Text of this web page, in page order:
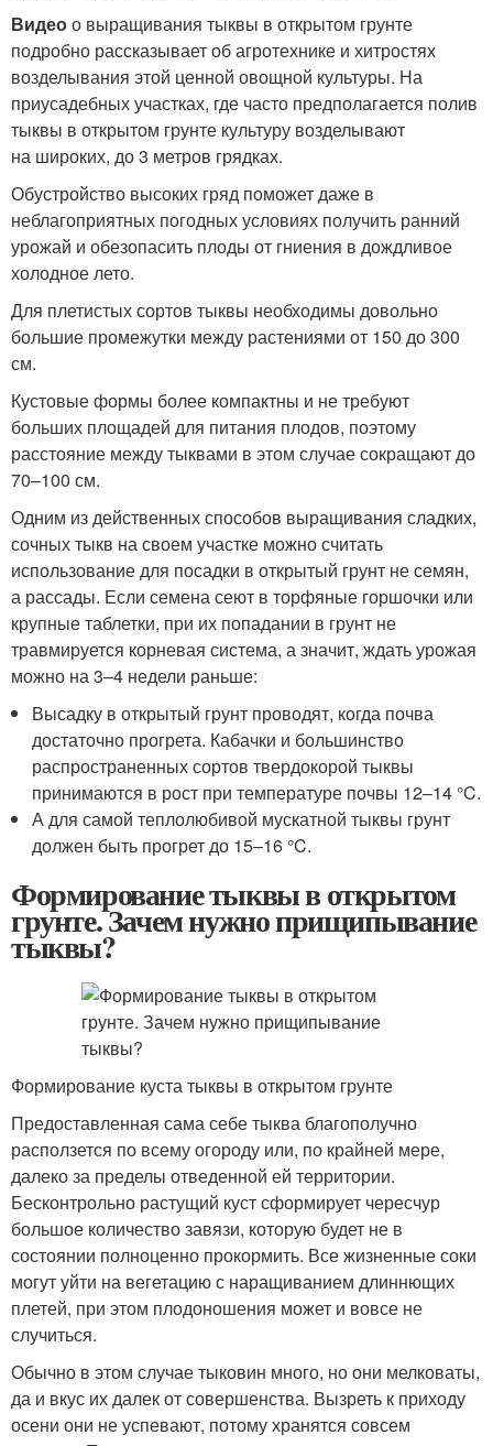
Видеоо выращивания тыквы в открытом грунте
подробно рассказывает об агротехнике и хитростях
возделывания этой ценной овощной культуры. На
приусадебных участках, где часто предполагается полив
тыквы в открытом грунте культуру возделывают
на широких, до 3 метров грядках.
Обустройство высоких гряд поможет даже в
неблагоприятных погодных условиях получить ранний
урожай и обезопасить плоды от гниения в дождливое
холодное лето.
Для плетистых сортов тыквы необходимы довольно
большие промежутки между растениями от 150 до 300
см.
Кустовые формы более компактны и не требуют
больших площадей для питания плодов, поэтому
расстояние между тыквами в этом случае сокращают до
70–100 см.
Одним из действенных способов выращивания сладких,
сочных тыкв на своем участке можно считать
использование для посадки в открытый грунт не семян,
а рассады. Если семена сеют в торфяные горшочки или
крупные таблетки, при их попадании в грунт не
травмируется корневая система, а значит, ждать урожая
можно на 3–4 недели раньше:
Высадку в открытый грунт проводят, когда почва
достаточно прогрета. Кабачки и большинство
распространенных сортов твердокорой тыквы
принимаются в рост при температуре почвы 12–14 °C.
А для самой теплолюбивой мускатной тыквы грунт
должен быть прогрет до 15–16 °C.
Формирование тыквы в открытом
грунте. Зачем нужно прищипывание
тыквы?
Формирование куста тыквы в открытом грунте
Предоставленная сама себе тыква благополучно
расползется по всему огороду или, по крайней мере,
далеко за пределы отведенной ей территории.
Бесконтрольно растущий куст сформирует чересчур
большое количество завязи, которую будет не в
состоянии полноценно прокормить. Все жизненные соки
могут уйти на вегетацию с наращиванием длиннющих
плетей, при этом плодоношения может и вовсе не
случиться.
Обычно в этом случае тыковин много, но они мелковаты,
да и вкус их далек от совершенства. Вызреть к приходу
осени они не успевают, потому хранятся совсем